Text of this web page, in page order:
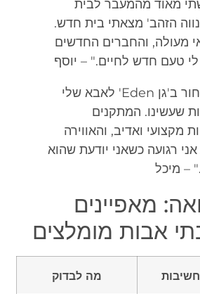
חששתי מאוד מהמעבר לבית
הזהב' מצאתי בית חדש.
מעולה, והחברים החדשים
טעם חדש לחיים." – יוסף
"ההחלטה לבחור ב'גן Eden' לאבא שלי
שעשינו. המתקנים
מקצועי ואדיב, והאווירה
רגועה כשאני יודעת שהוא
– מיכל
מאפיינים
אבות מומלצים
חשיבות מה לבדוק